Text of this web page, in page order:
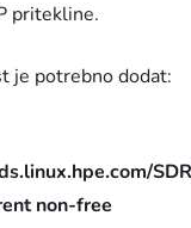
pritekline.
je potrebno dodat:
non-free